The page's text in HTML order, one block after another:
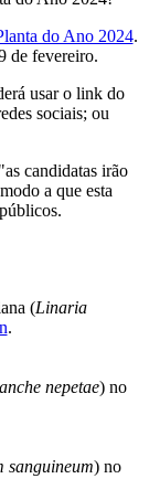
do Ano 2024.
de fevereiro.
usar o link do
sociais; ou
candidatas irão
a que esta
(Linaria
.
nepetae) no
sanguineum) no